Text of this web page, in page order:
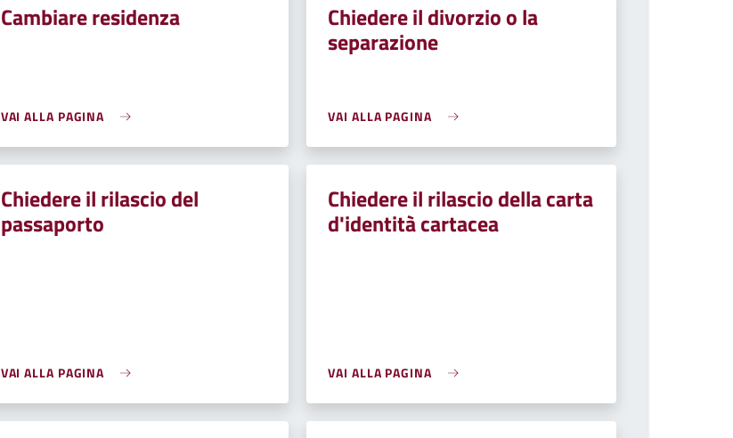
Cambiare residenza
VAI ALLA PAGINA
Chiedere il divorzio o la
separazione
VAI ALLA PAGINA
Chiedere il rilascio del
passaporto
VAI ALLA PAGINA
Chiedere il rilascio della carta
d'identità cartacea
VAI ALLA PAGINA